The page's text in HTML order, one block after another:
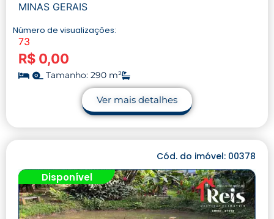
MINAS GERAIS
Número de visualizações:
73
R$ 0,00
Tamanho: 290 m²
Ver mais detalhes
Cód. do imóvel: 00378
Disponível